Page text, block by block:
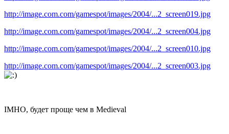
http://image.com.com/gamespot/images/2004/...2_screen019.jpg
http://image.com.com/gamespot/images/2004/...2_screen004.jpg
http://image.com.com/gamespot/images/2004/...2_screen010.jpg
http://image.com.com/gamespot/images/2004/...2_screen003.jpg
IMHO, будет проще чем в Medieval